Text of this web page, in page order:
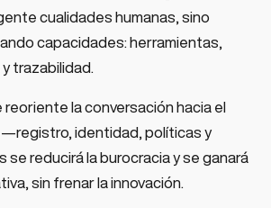
cualidades humanas, sino
capacidades: herramientas,
trazabilidad.
la conversación hacia el
identidad, políticas y
reducirá la burocracia y se ganará
sin frenar la innovación.